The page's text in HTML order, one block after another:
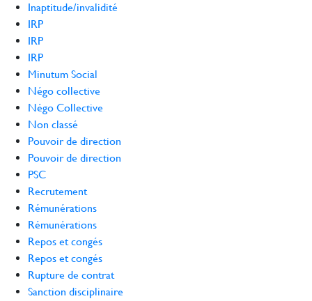
Inaptitude/invalidité
IRP
IRP
IRP
Minutum Social
Négo collective
Négo Collective
Non classé
Pouvoir de direction
Pouvoir de direction
PSC
Recrutement
Rémunérations
Rémunérations
Repos et congés
Repos et congés
Rupture de contrat
Sanction disciplinaire